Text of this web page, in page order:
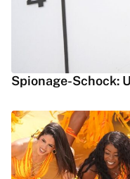
Spionage-Schock: